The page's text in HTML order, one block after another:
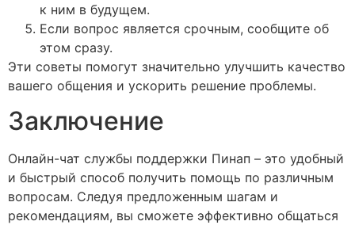
к ним в будущем.
Если вопрос является срочным, сообщите об
этом сразу.
Эти советы помогут значительно улучшить качество
вашего общения и ускорить решение проблемы.
Заключение
Онлайн-чат службы поддержки Пинап – это удобный
и быстрый способ получить помощь по различным
вопросам. Следуя предложенным шагам и
рекомендациям, вы сможете эффективно общаться